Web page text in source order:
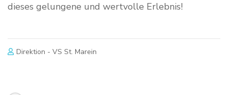
dieses gelungene und wertvolle Erlebnis!
Direktion - VS St. Marein